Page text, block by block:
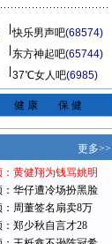
快乐男声吧(68574)
东方神起吧(65744)
37℃女人吧(6985)
健 康 保 健